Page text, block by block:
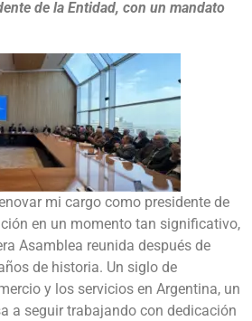
de la Entidad, con un mandato
mi cargo como presidente de
en un momento tan significativo,
Asamblea reunida después de
de historia. Un siglo de
y los servicios en Argentina, un
a seguir trabajando con dedicación